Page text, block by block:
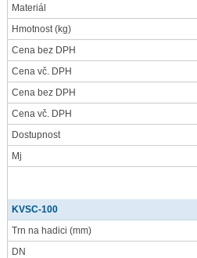
Materiál
Hmotnost(kg)
Cena bez DPH
Cena vč. DPH
Cena bez DPH
Cena vč. DPH
Dostupnost
Mj
KVSC-100
Trn na hadici (mm)
DN